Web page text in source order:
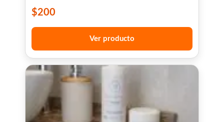
$200
Ver producto